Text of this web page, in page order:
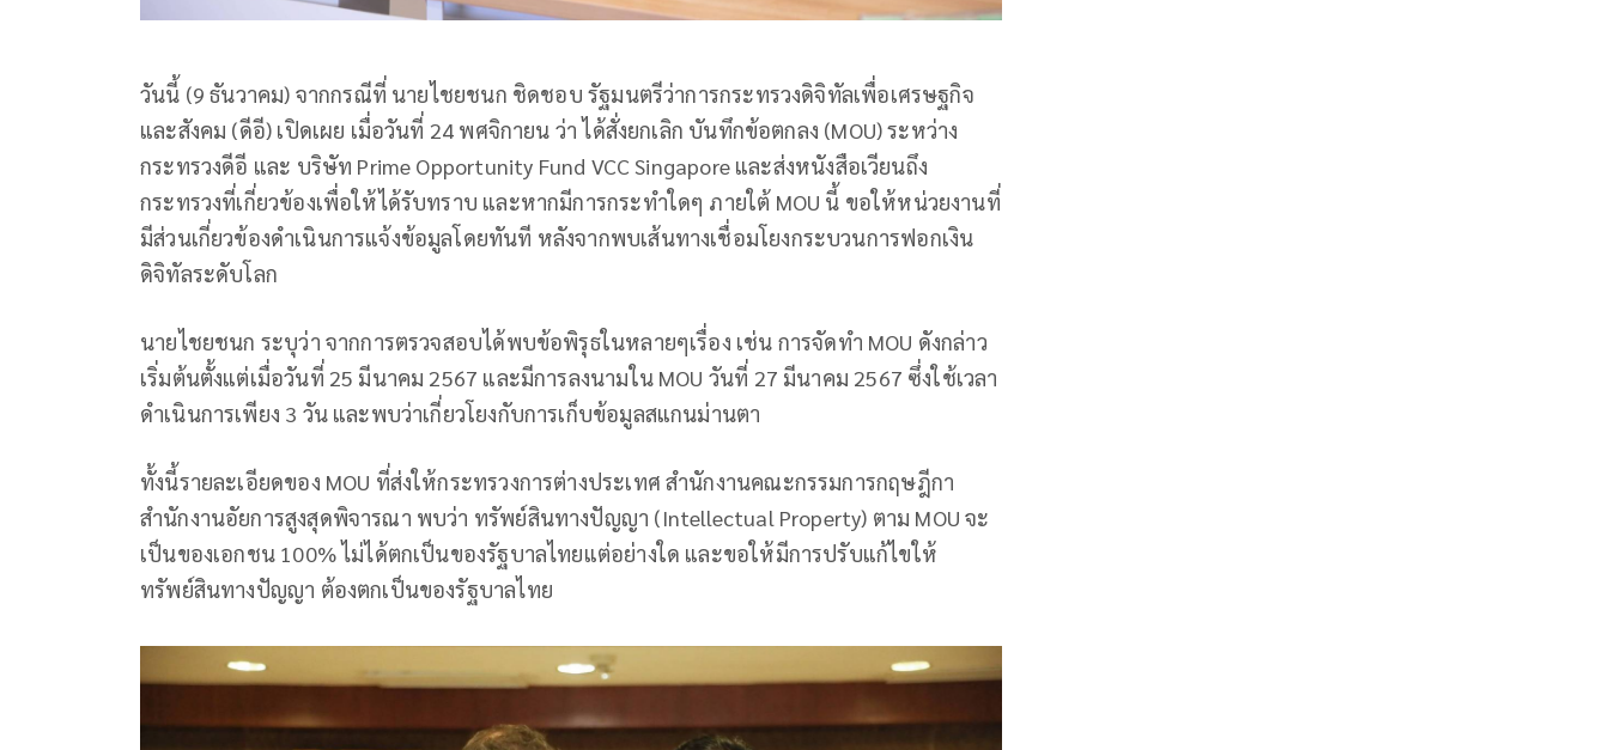
วันนี้ (9 ธันวาคม) จากกรณีที่ นายไชยชนก ชิดชอบ รัฐมนตรีว่าการกระทรวงดิจิทัลเพื่อเศรษฐกิจ
และสังคม (ดีอี) เปิดเผย เมื่อวันที่ 24 พศจิกายน ว่า ได้สั่งยกเลิก บันทึกข้อตกลง (MOU) ระหว่าง
กระทรวงดีอี และ บริษัท Prime Opportunity Fund VCC Singapore และส่งหนังสือเวียนถึง
กระทรวงที่เกี่ยวข้องเพื่อให้ได้รับทราบ และหากมีการกระทำใดๆ ภายใต้ MOU นี้ ขอให้หน่วยงานที่
มีส่วนเกี่ยวข้องดำเนินการแจ้งข้อมูลโดยทันที หลังจากพบเส้นทางเชื่อมโยงกระบวนการฟอกเงิน
ดิจิทัลระดับโลก
นายไชยชนก ระบุว่า จากการตรวจสอบได้พบข้อพิรุธในหลายๆเรื่อง เช่น การจัดทำ MOU ดังกล่าว
เริ่มต้นตั้งแต่เมื่อวันที่ 25 มีนาคม 2567 และมีการลงนามใน MOU วันที่ 27 มีนาคม 2567 ซึ่งใช้เวลา
ดำเนินการเพียง 3 วัน และพบว่าเกี่ยวโยงกับการเก็บข้อมูลสแกนม่านตา
ทั้งนี้รายละเอียดของ MOU ที่ส่งให้กระทรวงการต่างประเทศ สำนักงานคณะกรรมการกฤษฎีกา
สำนักงานอัยการสูงสุดพิจารณา พบว่า ทรัพย์สินทางปัญญา (Intellectual Property) ตาม MOU จะ
เป็นของเอกชน 100% ไม่ได้ตกเป็นของรัฐบาลไทยแต่อย่างใด และขอให้มีการปรับแก้ไขให้
ทรัพย์สินทางปัญญา ต้องตกเป็นของรัฐบาลไทย